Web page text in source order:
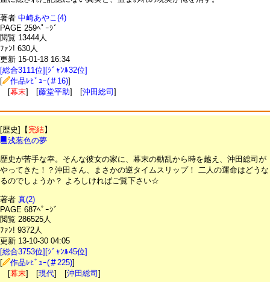
著者 中崎あやこ(4)
PAGE 259ﾍﾟｰｼﾞ
閲覧 13444人
ﾌｧﾝ! 630人
更新 15-01-18 16:34
[総合3111位][ｼﾞｬﾝﾙ32位]
[
作品ﾚﾋﾞｭｰ(＃16)]
[幕末] [藤堂平助] [沖田総司 ]
[歴史]【完結】
浅葱色の夢
歴史が苦手な幸。そんな彼女の家に、幕末の動乱から時を越え、沖田総司が
やってきた！？沖田さん、まさかの逆タイムスリップ！ 二人の運命はどうな
るのでしょうか？ よろしければご覧下さい☆
著者 真(2)
PAGE 687ﾍﾟｰｼﾞ
閲覧 286525人
ﾌｧﾝ! 9372人
更新 13-10-30 04:05
[総合3753位][ｼﾞｬﾝﾙ45位]
[
作品ﾚﾋﾞｭｰ(＃225)]
[幕末] [現代] [沖田総司 ]